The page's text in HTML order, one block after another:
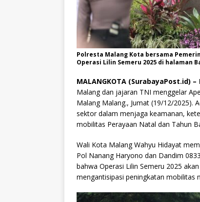
Polresta Malang Kota bersama
Operasi Lilin Semeru 2025 di halaman
MALANGKOTA (SurabayaPost.id) –
Malang dan jajaran TNI menggelar
Malang Malang., Jumat (19/12/2025).
sektor dalam menjaga keamanan,
mobilitas Perayaan Natal dan Tahun
Wali Kota Malang Wahyu Hidayat
Pol Nanang Haryono dan Dandim
bahwa Operasi Lilin Semeru 2025
mengantisipasi peningkatan mobilitas